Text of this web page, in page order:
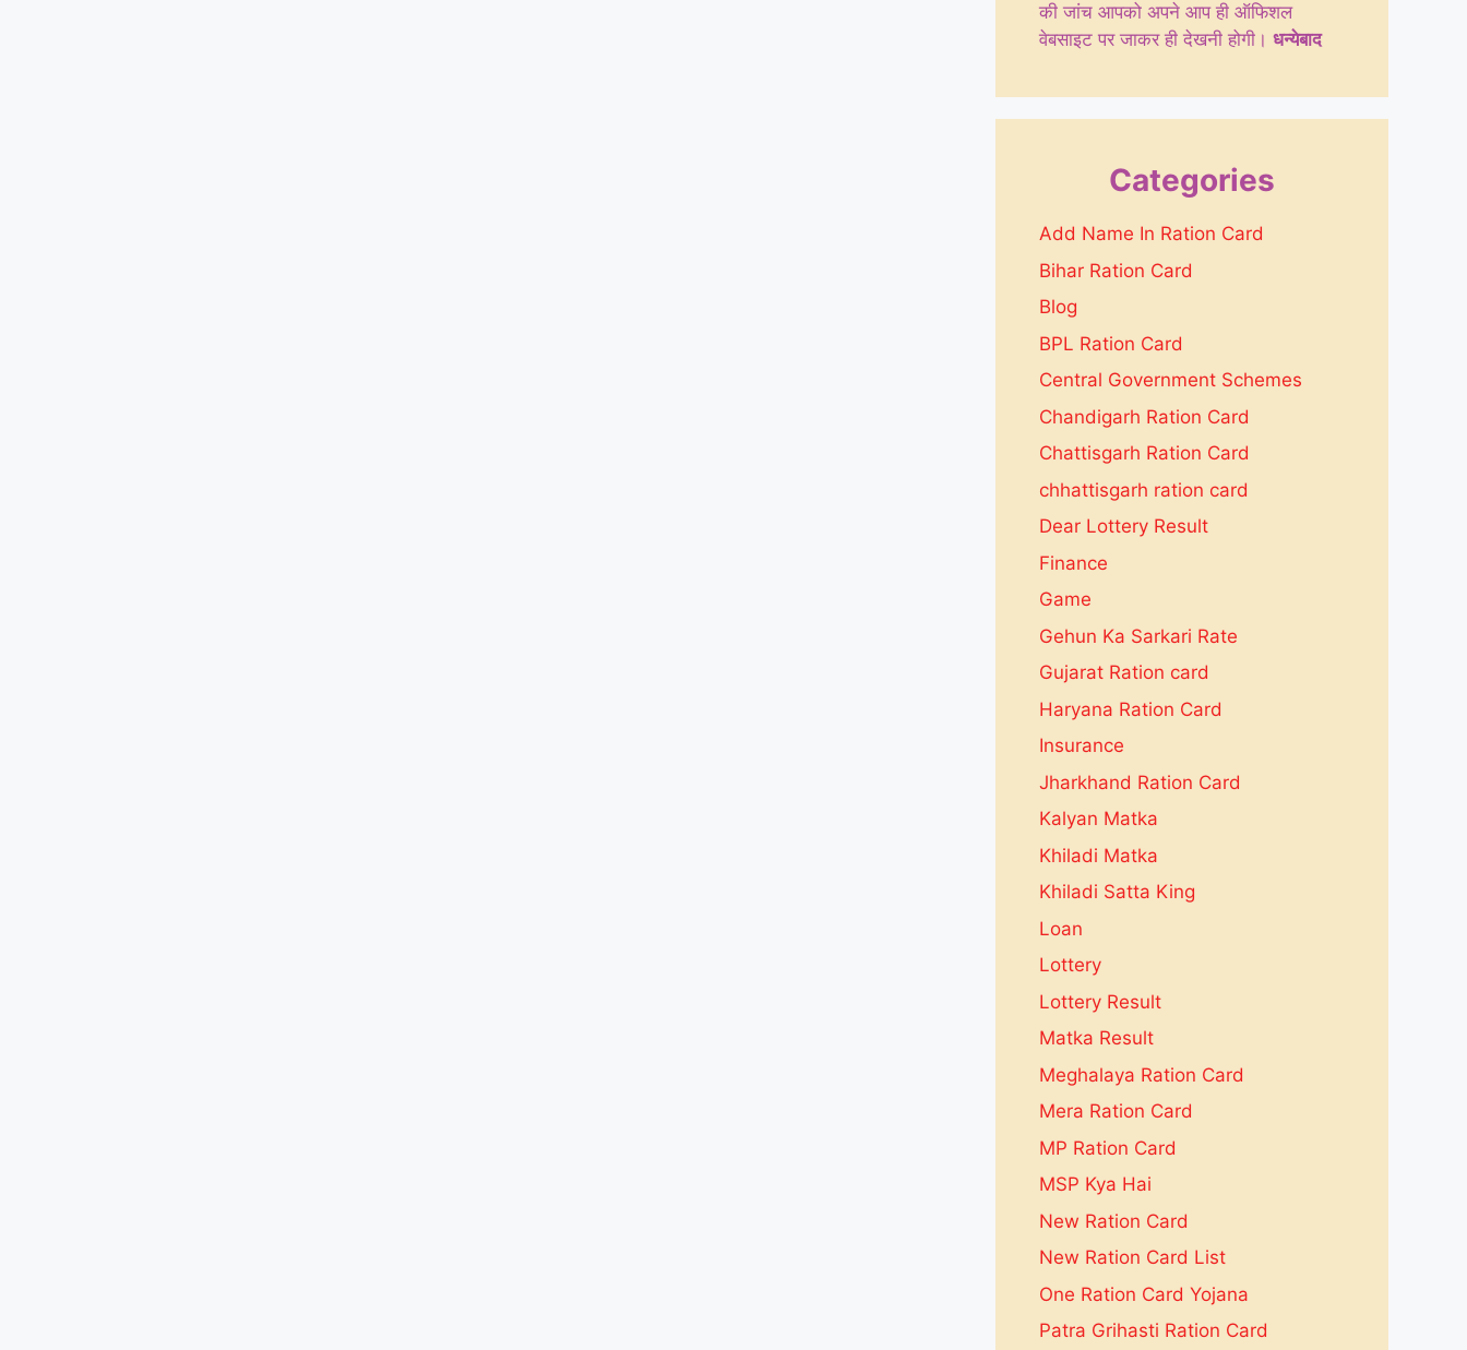
की जांच आपको अपने आप ही ऑफिशल
वेबसाइट पर जाकर ही देखनी होगी। धन्येबाद
Categories
Add Name In Ration Card
Bihar Ration Card
Blog
BPL Ration Card
Central Government Schemes
Chandigarh Ration Card
Chattisgarh Ration Card
chhattisgarh ration card
Dear Lottery Result
Finance
Game
Gehun Ka Sarkari Rate
Gujarat Ration card
Haryana Ration Card
Insurance
Jharkhand Ration Card
Kalyan Matka
Khiladi Matka
Khiladi Satta King
Loan
Lottery
Lottery Result
Matka Result
Meghalaya Ration Card
Mera Ration Card
MP Ration Card
MSP Kya Hai
New Ration Card
New Ration Card List
One Ration Card Yojana
Patra Grihasti Ration Card